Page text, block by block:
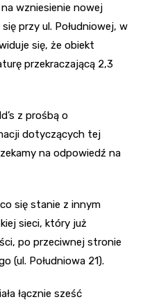
wzniesienie nowej
przy ul. Południowej, w
się, że obiekt
przekraczającą 2,3
z prośbą o
dotyczących tej
na odpowiedź na
się stanie z innym
sieci, który już
po przeciwnej stronie
(ul. Południowa 21).
łącznie sześć